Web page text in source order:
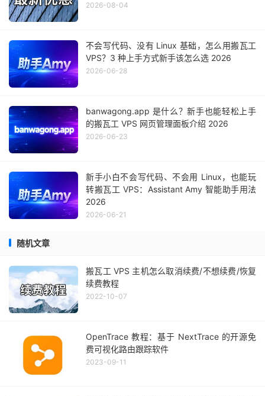
2026-08-04
不会写代码、没有 Linux 基础，怎么用搬瓦工
VPS？3 种上手方式新手该怎么选 2026
2026-06-28
banwagong.app 是什么？新手也能轻松上手
的搬瓦工 VPS 网页管理面板介绍 2026
2026-06-23
新手小白不会写代码、不会用 Linux，也能玩
转搬瓦工 VPS：Assistant Amy 智能助手用法
2026
2026-06-21
随机文章
搬瓦工 VPS 主机怎么取消续费/不想续费/恢复
续费教程
2022-10-07
OpenTrace 教程：基于 NextTrace 的开源免
费可视化路由跟踪软件
2023-09-11